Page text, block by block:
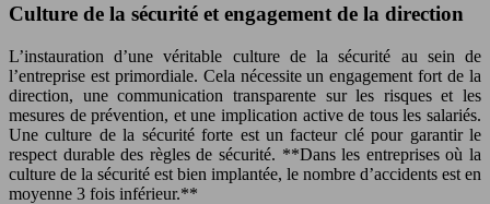
Culture de la sécurité et engagement de la direction
L’instauration d’une véritable culture de la sécurité au sein de
l’entreprise est primordiale. Cela nécessite un engagement fort de la
direction, une communication transparente sur les risques et les
mesures de prévention, et une implication active de tous les salariés.
Une culture de la sécurité forte est un facteur clé pour garantir le
respect durable des règles de sécurité. **Dans les entreprises où la
culture de la sécurité est bien implantée, le nombre d’accidents est en
moyenne 3 fois inférieur.**